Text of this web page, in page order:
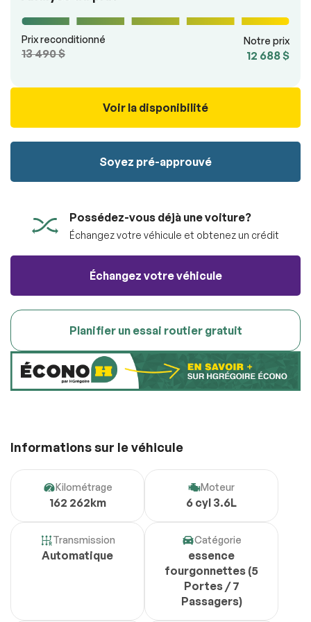
Prix reconditionné
13 490 $
Notre prix
12 688 $
Voir la disponibilité
Soyez pré-approuvé
Possédez-vous déjà une voiture?
Échangez votre véhicule et obtenez un crédit
Échangez votre véhicule
Planifier un essai routier gratuit
Informations sur le véhicule
Kilométrage
162 262km
Moteur
6 cyl 3.6L
Transmission
Automatique
Catégorie
essence
fourgonnettes (5
Portes / 7
Passagers)
Soumettre